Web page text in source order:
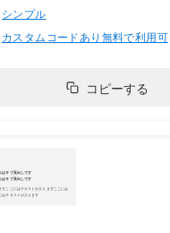
シンプル
カスタムコードあり 無料で利用可
コピーする